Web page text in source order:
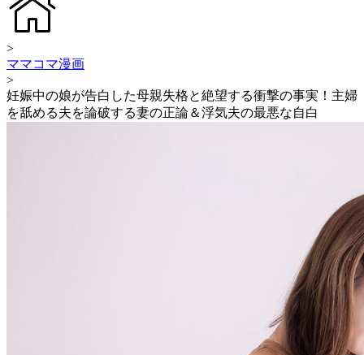
>
ママコマ漫画
>
妊娠中の娘が告白した母親失格と絶望する衝撃の事実！主婦
を舐める夫を論破する妻の正論＆浮気夫の最悪な自白